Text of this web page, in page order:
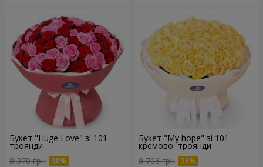
Букет "Huge Love" зі 101
троянди
8 370 грн
Букет "My hope" зі 101
кремової троянди
8 706 грн